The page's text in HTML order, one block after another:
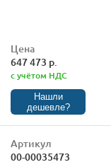
Цена
647 473 р.
с учётом НДС
Нашли
дешевле?
Артикул
00-00035473